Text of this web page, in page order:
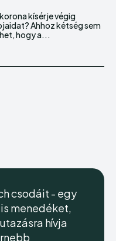
hogy a...
csodáit - egy
menedéket,
hívja